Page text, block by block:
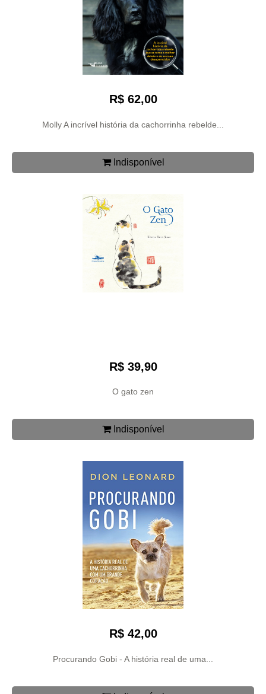
R$ 62,00
Molly A incrível história da cachorrinha rebelde...
Indisponível
R$ 39,90
O gato zen
Indisponível
R$ 42,00
Procurando Gobi - A história real de uma...